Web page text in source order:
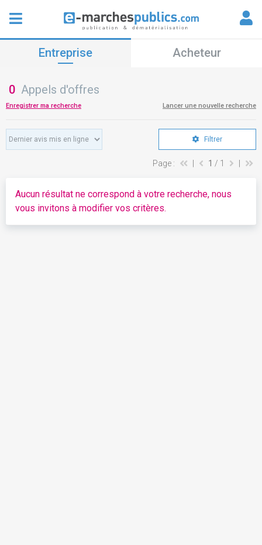
Entreprise Acheteur
0 Appels d'offres
Enregistrer ma recherche Lancer une nouvelle recherche
Filtrer
Page : 1 / 1
Aucun résultat ne correspond à votre recherche, nous
vous invitons à modifier vos critères.